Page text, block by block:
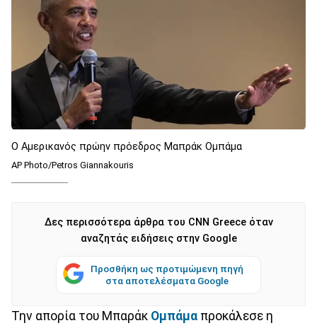
O Αμερικανός πρώην πρόεδρος Μαπράκ Ομπάμα
AP Photo/Petros Giannakouris
Δες περισσότερα άρθρα του CNN Greece όταν
αναζητάς ειδήσεις στην Google
Προσθήκη ως προτιμώμενη πηγή
στα αποτελέσματα Google
Την απορία του Μπαράκ Ομπάμα προκάλεσε η